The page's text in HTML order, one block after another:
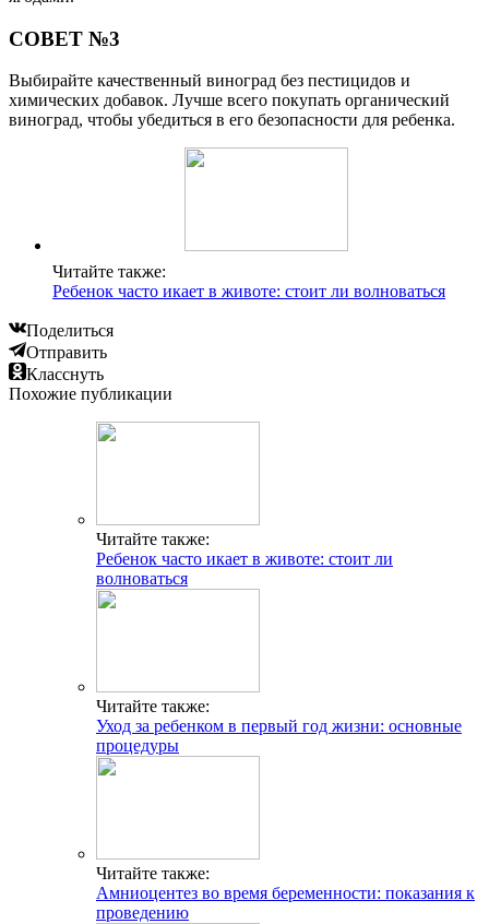
СОВЕТ №3
Выбирайте качественный виноград без пестицидов и
химических добавок. Лучше всего покупать органический
виноград, чтобы убедиться в его безопасности для ребенка.
Читайте также:
Ребенок часто икает в животе: стоит ли волноваться
Поделиться
Отправить
Класснуть
Похожие публикации
Читайте также:
Ребенок часто икает в животе: стоит ли
волноваться
Читайте также:
Уход за ребенком в первый год жизни: основные
процедуры
Читайте также:
Амниоцентез во время беременности: показания к
проведению